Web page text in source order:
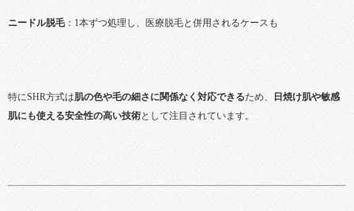
ニードル脱毛：1本ずつ処理し、医療脱毛と併用されるケースも
特にSHR方式は肌の色や毛の細さに関係なく対応できるため、
日焼け肌や敏感
肌にも使える安全性の高い技術として注目されています。